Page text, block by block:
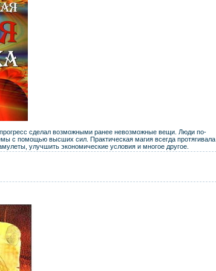
прогресс сделал возможными ранее невозможные вещи. Люди по-
с помощью высших сил. Практическая магия всегда протягивала
улучшить экономические условия и многое другое.